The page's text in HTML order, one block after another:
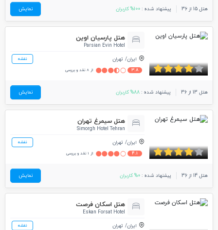
هتل 15 از 36 پیشنهاد شده : 100% کاربران نمایش
هتل پارسیان اوین
Parsian Evin Hotel
ایران تهران نقشه
3.8 از 8 نقد و بررسی
هتل 13 از 36 پیشنهاد شده : 88% کاربران نمایش
هتل سیمرغ تهران
Simorgh Hotel Tehran
ایران تهران نقشه
4.1 از 1 نقد و بررسی
هتل 14 از 36 پیشنهاد شده : 0% کاربران نمایش
هتل اسکان فرصت
Eskan Forsat Hotel
ایران تهران نقشه